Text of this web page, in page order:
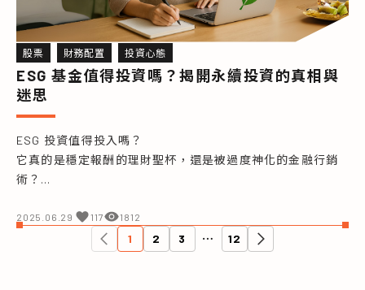
股票 財務配置 投資心態
ESG 基金值得投資嗎？揭開永續投資的真相與
迷思
ESG 投資值得投入嗎？
它真的是穩定報酬的理財聖杯，還是被過度神化的金融行銷
術？
你的資產配置中。
2025.06.29 117 1812
1 2 3 ⋯ 12